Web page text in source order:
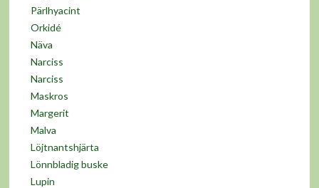
Pärlhyacint
Orkidé
Näva
Narciss
Narciss
Maskros
Margerit
Malva
Löjtnantshjärta
Lönnbladig buske
Lupin